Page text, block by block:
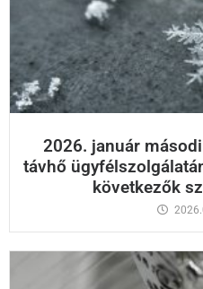
2026. január
távhő
következők